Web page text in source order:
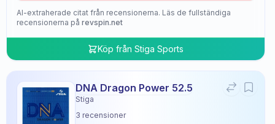
AI-extraherade citat från recensionerna. Läs de fullständiga
recensionerna på revspin.net
Köp från Stiga Sports
DNA Dragon Power 52.5
Stiga
3 recensioner